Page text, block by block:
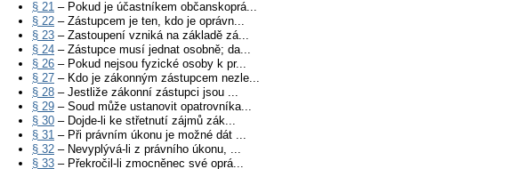
§ 21 – Pokud je účastníkem občanskoprá...
§ 22 – Zástupcem je ten, kdo je oprávn...
§ 23 – Zastoupení vzniká na základě zá...
§ 24 – Zástupce musí jednat osobně; da...
§ 26 – Pokud nejsou fyzické osoby k pr...
§ 27 – Kdo je zákonným zástupcem nezle...
§ 28 – Jestliže zákonní zástupci jsou ...
§ 29 – Soud může ustanovit opatrovníka...
§ 30 – Dojde-li ke střetnutí zájmů zák...
§ 31 – Při právním úkonu je možné dát ...
§ 32 – Nevyplývá-li z právního úkonu, ...
§ 33 – Překročil-li zmocněnec své oprá...